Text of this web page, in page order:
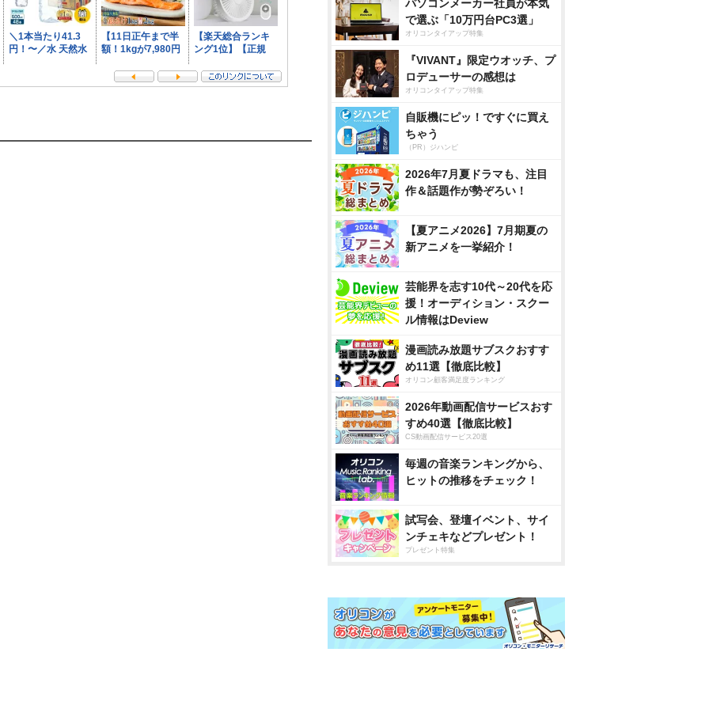
パソコンメーカー社員が本気
で選ぶ「10万円台PC3選」
オリコンタイアップ特集
『VIVANT』限定ウオッチ、プ
ロデューサーの感想は
オリコンタイアップ特集
自販機にピッ！ですぐに買え
ちゃう
（PR）ジハンピ
2026年7月夏ドラマも、注目
作＆話題作が勢ぞろい！
【夏アニメ2026】7月期夏の
新アニメを一挙紹介！
芸能界を志す10代～20代を応
援！オーディション・スクー
ル情報はDeview
漫画読み放題サブスクおすす
め11選【徹底比較】
オリコン顧客満足度ランキング
2026年動画配信サービスおす
すめ40選【徹底比較】
CS動画配信サービス20選
毎週の音楽ランキングから、
ヒットの推移をチェック！
試写会、登壇イベント、サイ
ンチェキなどプレゼント！
プレゼント特集